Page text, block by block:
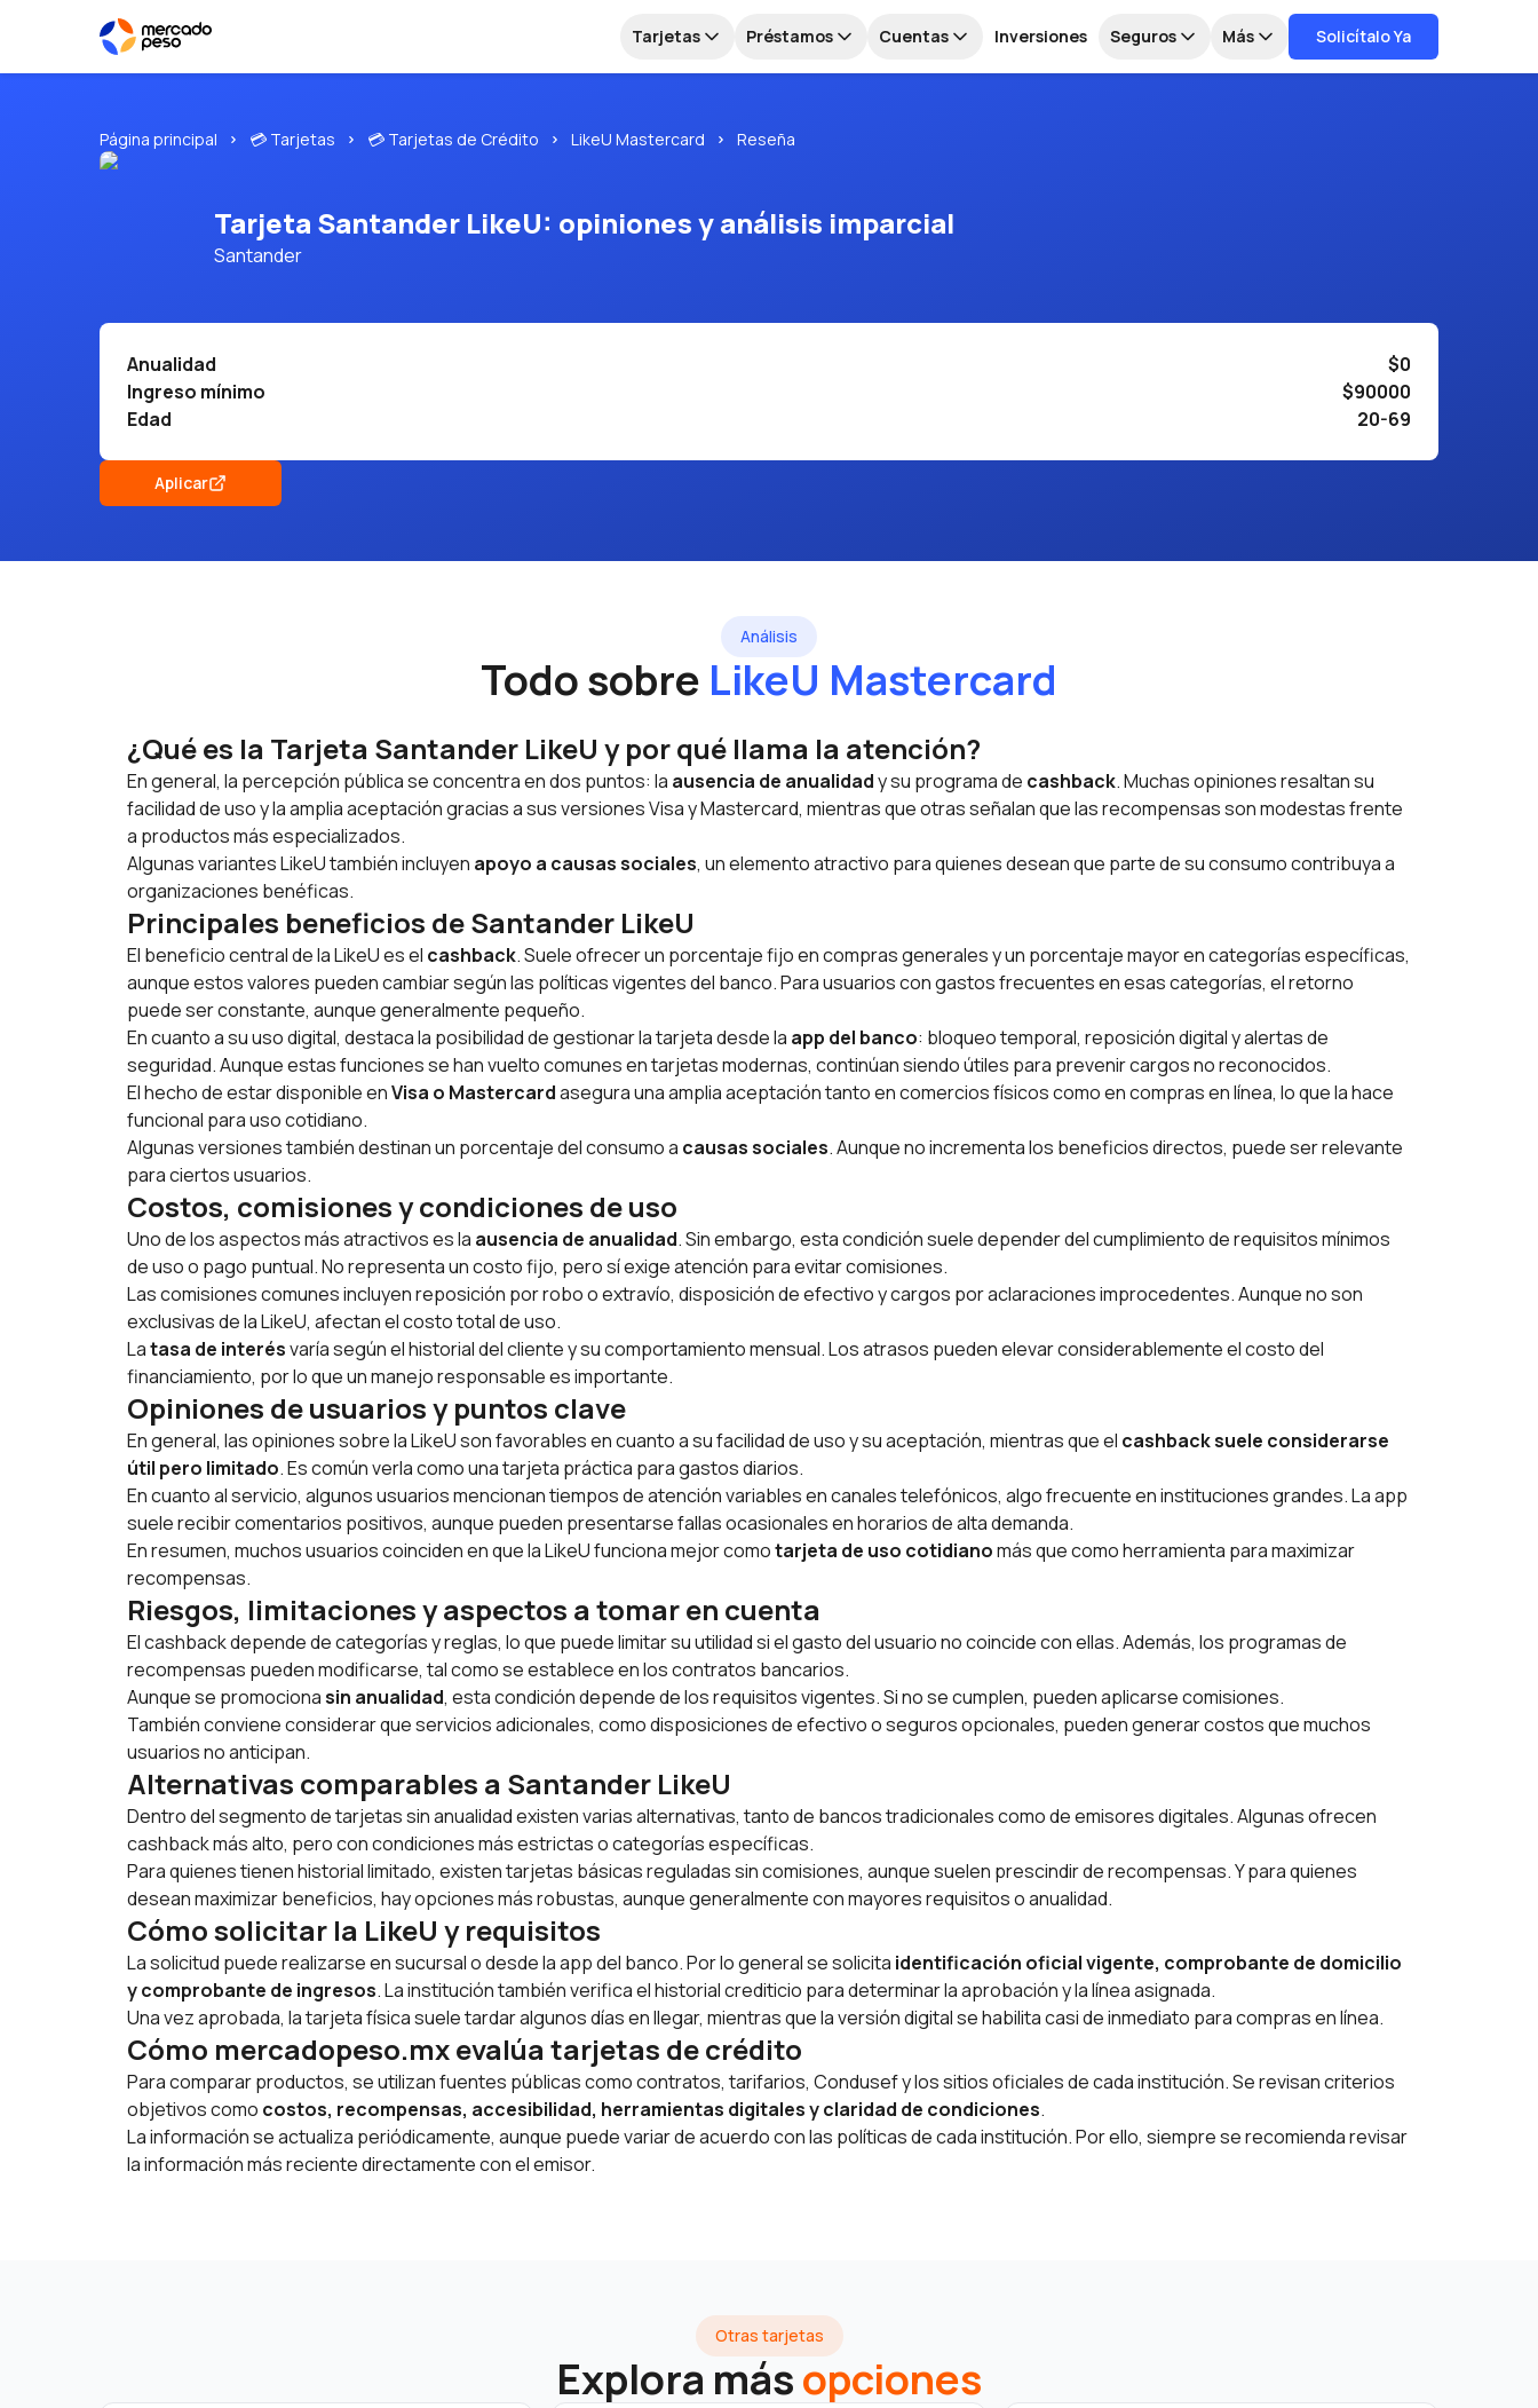
Tarjetas Préstamos Cuentas Inversiones Seguros Más Solicítalo Ya
Página principal 💳 Tarjetas 💳 Tarjetas de Crédito LikeU Mastercard Reseña
Tarjeta Santander LikeU: opiniones y análisis imparcial
Santander
Anualidad
$0
Ingreso mínimo
$90000
Edad
20-69
Aplicar
Análisis
Todo sobre LikeU Mastercard
¿Qué es la Tarjeta Santander LikeU y por qué llama la atención?
En general, la percepción pública se concentra en dos puntos: la ausencia de anualidady su programa de cashback. Muchas opiniones resaltan su
facilidad de uso y la amplia aceptación gracias a sus versiones Visa y Mastercard, mientras que otras señalan que las recompensas son modestas frente
a productos más especializados.
Algunas variantes LikeU también incluyen apoyo a causas sociales, un elemento atractivo para quienes desean que parte de su consumo contribuya a
organizaciones benéficas.
Principales beneficios de Santander LikeU
El beneficio central de la LikeU es el cashback. Suele ofrecer un porcentaje fijo en compras generales y un porcentaje mayor en categorías específicas,
aunque estos valores pueden cambiar según las políticas vigentes del banco. Para usuarios con gastos frecuentes en esas categorías, el retorno
puede ser constante, aunque generalmente pequeño.
En cuanto a su uso digital, destaca la posibilidad de gestionar la tarjeta desde la app del banco: bloqueo temporal, reposición digital y alertas de
seguridad. Aunque estas funciones se han vuelto comunes en tarjetas modernas, continúan siendo útiles para prevenir cargos no reconocidos.
El hecho de estar disponible enVisa o Mastercardasegura una amplia aceptación tanto en comercios físicos como en compras en línea, lo que la hace
funcional para uso cotidiano.
Algunas versiones también destinan un porcentaje del consumo a causas sociales. Aunque no incrementa los beneficios directos, puede ser relevante
para ciertos usuarios.
Costos, comisiones y condiciones de uso
Uno de los aspectos más atractivos es la ausencia de anualidad. Sin embargo, esta condición suele depender del cumplimiento de requisitos mínimos
de uso o pago puntual. No representa un costo fijo, pero sí exige atención para evitar comisiones.
Las comisiones comunes incluyen reposición por robo o extravío, disposición de efectivo y cargos por aclaraciones improcedentes. Aunque no son
exclusivas de la LikeU, afectan el costo total de uso.
Latasa de interésvaría según el historial del cliente y su comportamiento mensual. Los atrasos pueden elevar considerablemente el costo del
financiamiento, por lo que un manejo responsable es importante.
Opiniones de usuarios y puntos clave
En general, las opiniones sobre la LikeU son favorables en cuanto a su facilidad de uso y su aceptación, mientras que el cashback suele considerarse
útil pero limitado. Es común verla como una tarjeta práctica para gastos diarios.
En cuanto al servicio, algunos usuarios mencionan tiempos de atención variables en canales telefónicos, algo frecuente en instituciones grandes. Laapp
suele recibir comentarios positivos, aunque pueden presentarse fallas ocasionales en horarios de alta demanda.
En resumen, muchos usuarios coinciden en que la LikeU funciona mejor comotarjeta de uso cotidianomás que como herramienta para maximizar
recompensas.
Riesgos, limitaciones y aspectos a tomar en cuenta
El cashback depende de categorías y reglas, lo que puede limitar su utilidad si el gasto del usuario no coincide con ellas. Además, los programas de
recompensas pueden modificarse, tal como se establece en los contratos bancarios.
Aunque se promocionasin anualidad, esta condición depende de los requisitos vigentes. Si no se cumplen, pueden aplicarse comisiones.
También conviene considerar que servicios adicionales, como disposiciones de efectivo o seguros opcionales, pueden generar costos que muchos
usuarios no anticipan.
Alternativas comparables a Santander LikeU
Dentro del segmento de tarjetas sin anualidad existen varias alternativas, tanto de bancos tradicionales como de emisores digitales. Algunas ofrecen
cashbackmás alto, pero con condiciones más estrictas o categorías específicas.
Para quienes tienen historial limitado, existen tarjetas básicas reguladas sin comisiones, aunque suelen prescindir de recompensas. Y para quienes
desean maximizar beneficios, hay opciones más robustas, aunque generalmente con mayores requisitos o anualidad.
Cómo solicitar la LikeU y requisitos
La solicitud puede realizarse en sucursal o desde laappdel banco. Por lo general se solicita identificación oficial vigente, comprobante de domicilio
y comprobante de ingresos. La institución también verifica el historial crediticio para determinar la aprobación y la línea asignada.
Una vez aprobada, la tarjeta física suele tardar algunos días en llegar, mientras que la versión digital se habilita casi de inmediato para compras en línea.
Cómo mercadopeso.mx evalúa tarjetas de crédito
Para comparar productos, se utilizan fuentes públicas como contratos, tarifarios, Condusef y los sitios oficiales de cada institución. Se revisan criterios
objetivos como costos, recompensas, accesibilidad, herramientas digitales y claridad de condiciones.
La información se actualiza periódicamente, aunque puede variar de acuerdo con las políticas de cada institución. Por ello, siempre se recomienda revisar
la información más reciente directamente con el emisor.
Otras tarjetas
Explora másopciones